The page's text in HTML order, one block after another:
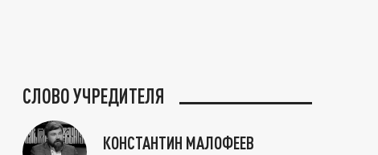
СЛОВО УЧРЕДИТЕЛЯ
КОНСТАНТИН МАЛОФЕЕВ